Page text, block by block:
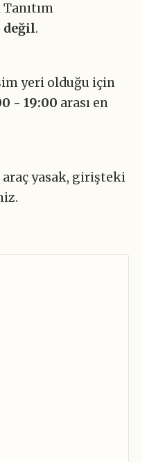
değil.
yeri olduğu için
- 19:00 arası en
yasak, girişteki